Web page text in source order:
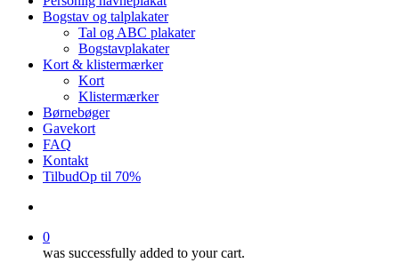
Bogstav og talplakater
Tal og ABC plakater
Bogstavplakater
Kort & klistermærker
Kort
Klistermærker
Børnebøger
Gavekort
FAQ
Kontakt
TilbudOp til 70%
0
was successfully added to your cart.